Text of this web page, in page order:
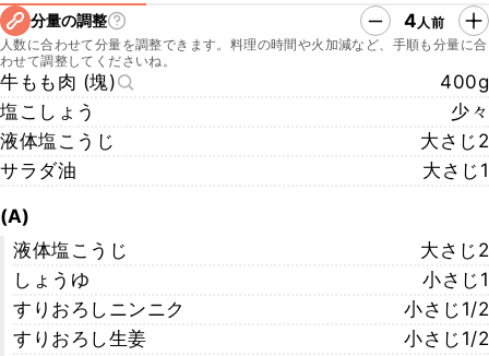
分量の調整 4人前
人数に合わせて分量を調整できます。料理の時間や火加減など、手順も分量に合
わせて調整してくださいね。
牛もも肉 (塊)
400g
塩こしょう
少々
液体塩こうじ
大さじ2
サラダ油
大さじ1
(A)
液体塩こうじ
大さじ2
しょうゆ
小さじ1
すりおろしニンニク
小さじ1/2
すりおろし生姜
小さじ1/2